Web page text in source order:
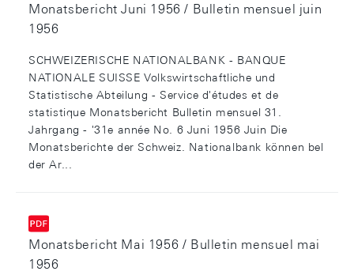
Monatsbericht Juni 1956 / Bulletin mensuel juin
1956
SCHWEIZERISCHE NATIONALBANK - BANQUE
NATIONALE SUISSE Volkswirtschaftliche und
Statistische Abteilung - Service d'études et de
statistique Monatsbericht Bulletin mensuel 31.
Jahrgang - '31e année No. 6 Juni 1956 Juin Die
Monatsberichte der Schweiz. Nationalbank können bel
der Ar...
Monatsbericht Mai 1956 / Bulletin mensuel mai
1956